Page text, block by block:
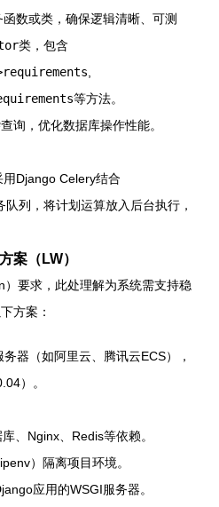
数或类，确保逻辑清晰、可测
类，包含
等方法。
询，优化数据库操作性能。
Django Celery结合
列，将计划运算放入后台执行，
案（LW）
）要求，此处理解为系统需支持稳
方案：
务器（如阿里云、腾讯云ECS），
）。
、Nginx、Redis等依赖。
）隔离项目环境。
应用的WSGI服务器。